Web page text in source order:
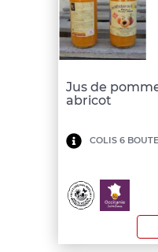
Jus de
abricot
Minimum
commande:
150
COLIS 6